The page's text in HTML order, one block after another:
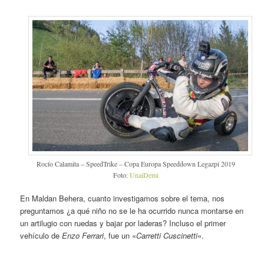
Rocío Calamita – SpeedTrike – Copa Europa Speeddown Legazpi 2019
Foto:UnaiDemi
En Maldan Behera, cuanto investigamos sobre el tema, nos
preguntamos ¿a qué niño no se le ha ocurrido nunca montarse en
un artilugio con ruedas y bajar por laderas? Incluso el primer
vehículo deEnzo Ferrari, fue un «Carretti Cuscinetti«.